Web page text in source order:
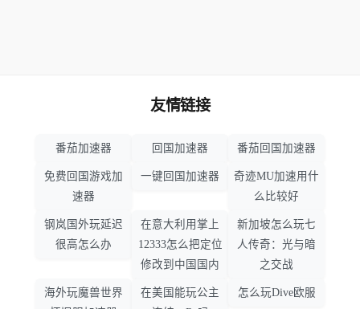
友情链接
番茄加速器 回国加速器 番茄回国加速器
免费回国游戏加
速器
一键回国加速器
奇迹MU加速用什
么比较好
钢岚国外玩延迟
很高怎么办
在意大利用掌上
12333怎么把定位
修改到中国国内
新加坡怎么玩七
人传奇：光与暗
之交战
海外玩魔兽世界
在美国能玩公主
怎么玩Dive欧服